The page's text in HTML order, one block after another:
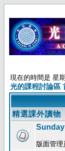
現在的時間是 星
光的課程討論區
精選課外讀物
版面管理